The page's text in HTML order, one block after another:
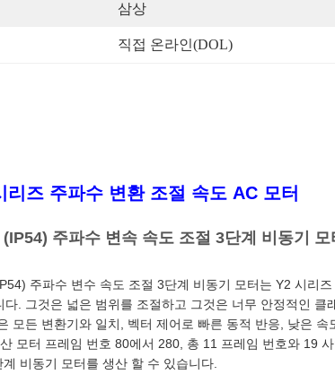
삼상
직접 온라인(DOL)
리즈 주파수 변환 조절 속도 AC 모터
주파수 변속 속도 조절 3단계 비동기 모
주파수 변수 속도 조절 3단계 비동기 모터는 Y2 시리
다. 그것은 넓은 범위를 조절하고 그것은 너무 안정적인
모든 변환기와 일치, 벡터 제어로 빠른 동적 반응, 낮은
모터 프레임 번호 80에서 280, 총 11 프레임 번호와 19
비동기 모터를 생산 할 수 있습니다.